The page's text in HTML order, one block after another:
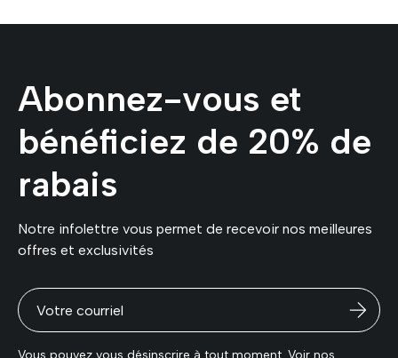
Abonnez-vous et
bénéficiez de 20% de
rabais
Notre infolettre vous permet de recevoir nos meilleures
offres et exclusivités